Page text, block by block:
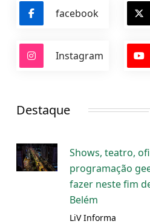
facebook
Instagram
Destaque
Shows, teatro,
programação
fazer neste fim
Belém
LiV Informa